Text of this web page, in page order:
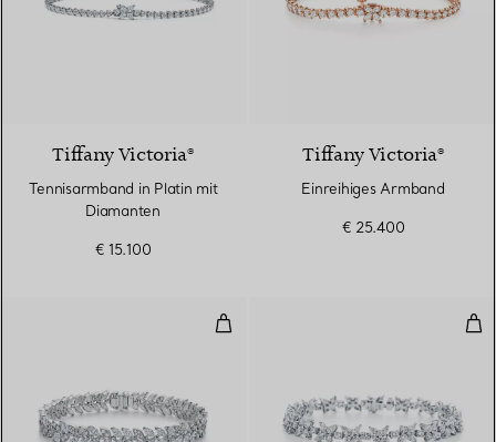
Tiffany Victoria®
Tennisarmband in Platin mit
Diamanten
€ 15.100
Tiffany Victoria®
Einreihiges Armband
€ 25.400
Vine Diamant-Armband in Platin